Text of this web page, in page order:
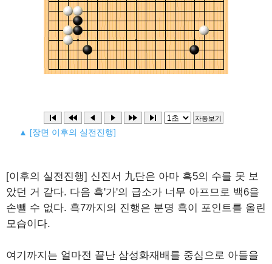
▲ [장면 이후의 실전진행]
[이후의 실전진행] 신진서 九단은 아마 흑5의 수를 못 보
았던 거 같다. 다음 흑'가'의 급소가 너무 아프므로 백6을
손뺄 수 없다. 흑7까지의 진행은 분명 흑이 포인트를 올린
모습이다.
여기까지는 얼마전 끝난 삼성화재배를 중심으로 아들을